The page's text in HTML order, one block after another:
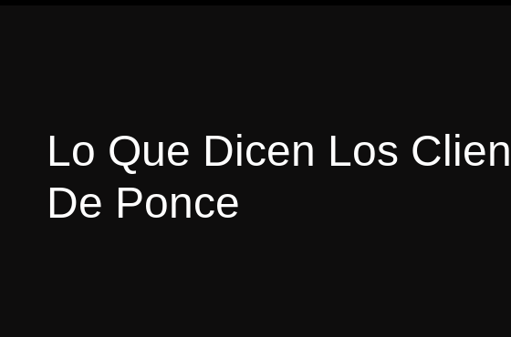
Lo Que Dicen Los
De Ponce